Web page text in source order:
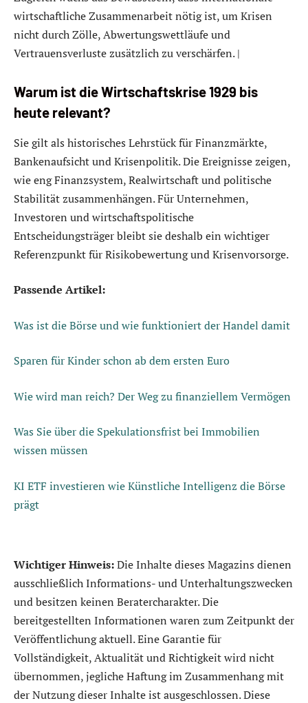
wirtschaftliche Zusammenarbeit nötig ist, um Krisen
nicht durch Zölle, Abwertungswettläufe und
Vertrauensverluste zusätzlich zu verschärfen. |
Warum ist die Wirtschaftskrise 1929 bis
heute relevant?
Sie gilt als historisches Lehrstück für Finanzmärkte,
Bankenaufsicht und Krisenpolitik. Die Ereignisse zeigen,
wie eng Finanzsystem, Realwirtschaft und politische
Stabilität zusammenhängen. Für Unternehmen,
Investoren und wirtschaftspolitische
Entscheidungsträger bleibt sie deshalb ein wichtiger
Referenzpunkt für Risikobewertung und Krisenvorsorge.
Passende Artikel:
Was ist die Börse und wie funktioniert der Handel damit
Sparen für Kinder schon ab dem ersten Euro
Wie wird man reich? Der Weg zu finanziellem Vermögen
Was Sie über die Spekulationsfrist bei Immobilien
wissen müssen
KI ETF investieren wie Künstliche Intelligenz die Börse
prägt
Wichtiger Hinweis:Die Inhalte dieses Magazins dienen
ausschließlich Informations- und Unterhaltungszwecken
und besitzen keinen Beratercharakter. Die
bereitgestellten Informationen waren zum Zeitpunkt der
Veröffentlichung aktuell. Eine Garantie für
Vollständigkeit, Aktualität und Richtigkeit wird nicht
übernommen, jegliche Haftung im Zusammenhang mit
der Nutzung dieser Inhalte ist ausgeschlossen. Diese